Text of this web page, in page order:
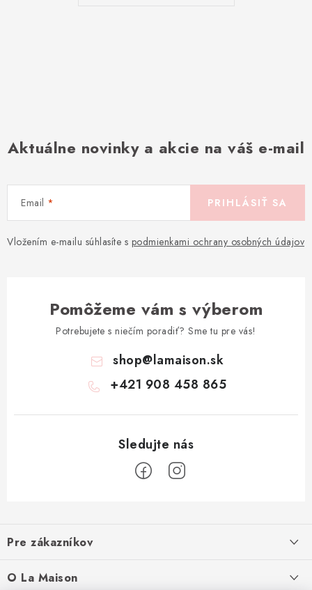
Aktuálne novinky a akcie na váš e-mail
Email
Vložením e-mailu súhlasíte s podmienkami ochrany osobných údajov
PRIHLÁSIŤ SA
Pomôžeme vám s výberom
Potrebujete s niečím poradiť? Sme tu pre vás!
shop@lamaison.sk
+421 908 458 865
p
ä
Pre zákazníkov
O La Maison